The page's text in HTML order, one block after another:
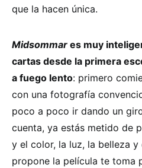
que la hacen única.
Midsommar es muy
cartas desde la primera
a fuego lento: primero
con una fotografía
poco a poco ir dando un
cuenta, ya estás metido de
y el color, la luz, la belleza
propone la película te toma